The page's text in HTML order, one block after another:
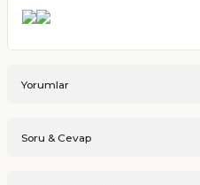
Yorumlar
Soru & Cevap